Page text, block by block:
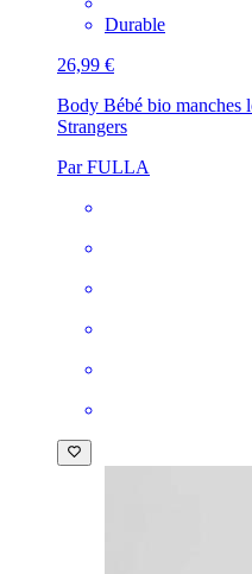
Durable
26,99 €
Body Bébé bio manches
Strangers
Par FULLA